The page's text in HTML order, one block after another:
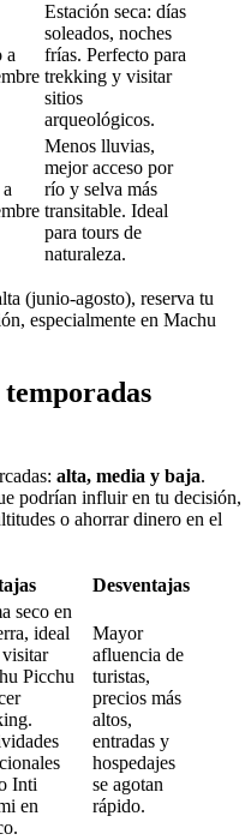
a
Estación seca: días
soleados, noches
frías. Perfecto para
trekking y visitar
sitios
arqueológicos.
Menos lluvias,
mejor acceso por
río y selva más
transitable. Ideal
para tours de
naturaleza.
(junio-agosto), reserva tu
especialmente en Machu
alta, media y baja.
podrían influir en tu decisión,
o ahorrar dinero en el
Desventajas
seco en
ideal
Picchu
Inti
en
Mayor
afluencia de
turistas,
precios más
altos,
entradas y
hospedajes
se agotan
rápido.